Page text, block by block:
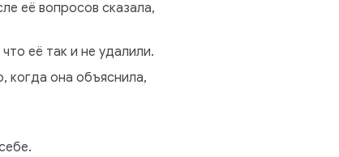
её вопросов сказала,
её так и не удалили.
когда она объяснила,